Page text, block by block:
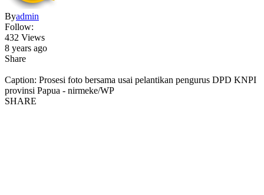
Byadmin
Follow:
432 Views
8 years ago
Share
Caption: Prosesi foto bersama usai pelantikan pengurus DPD KNPI
provinsi Papua - nirmeke/WP
SHARE